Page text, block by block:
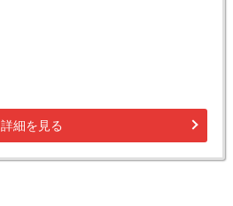
詳細を見る